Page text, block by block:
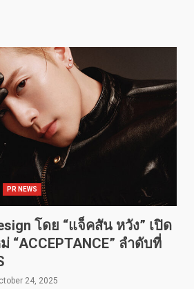
PR NEWS
โดย “แจ็คสัน หวัง” เปิด
“ACCEPTANCE” ลำดับที่
24, 2025